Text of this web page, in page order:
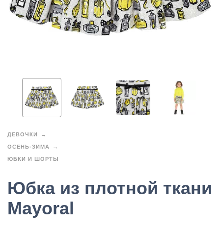
ДЕВОЧКИ
ОСЕНЬ-ЗИМА
ЮБКИ И ШОРТЫ
Юбка из плотной ткани
Mayoral